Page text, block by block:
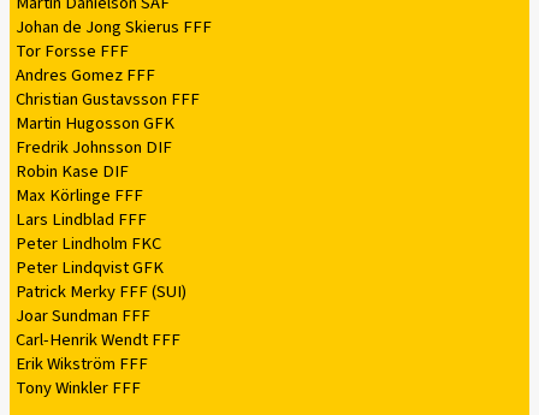
Johan de Jong Skierus FFF
Tor Forsse FFF
Andres Gomez FFF
Christian Gustavsson FFF
Martin Hugosson GFK
Fredrik Johnsson DIF
Robin Kase DIF
Max Körlinge FFF
Lars Lindblad FFF
Peter Lindholm FKC
Peter Lindqvist GFK
Patrick Merky FFF (SUI)
Joar Sundman FFF
Carl-Henrik Wendt FFF
Erik Wikström FFF
Tony Winkler FFF